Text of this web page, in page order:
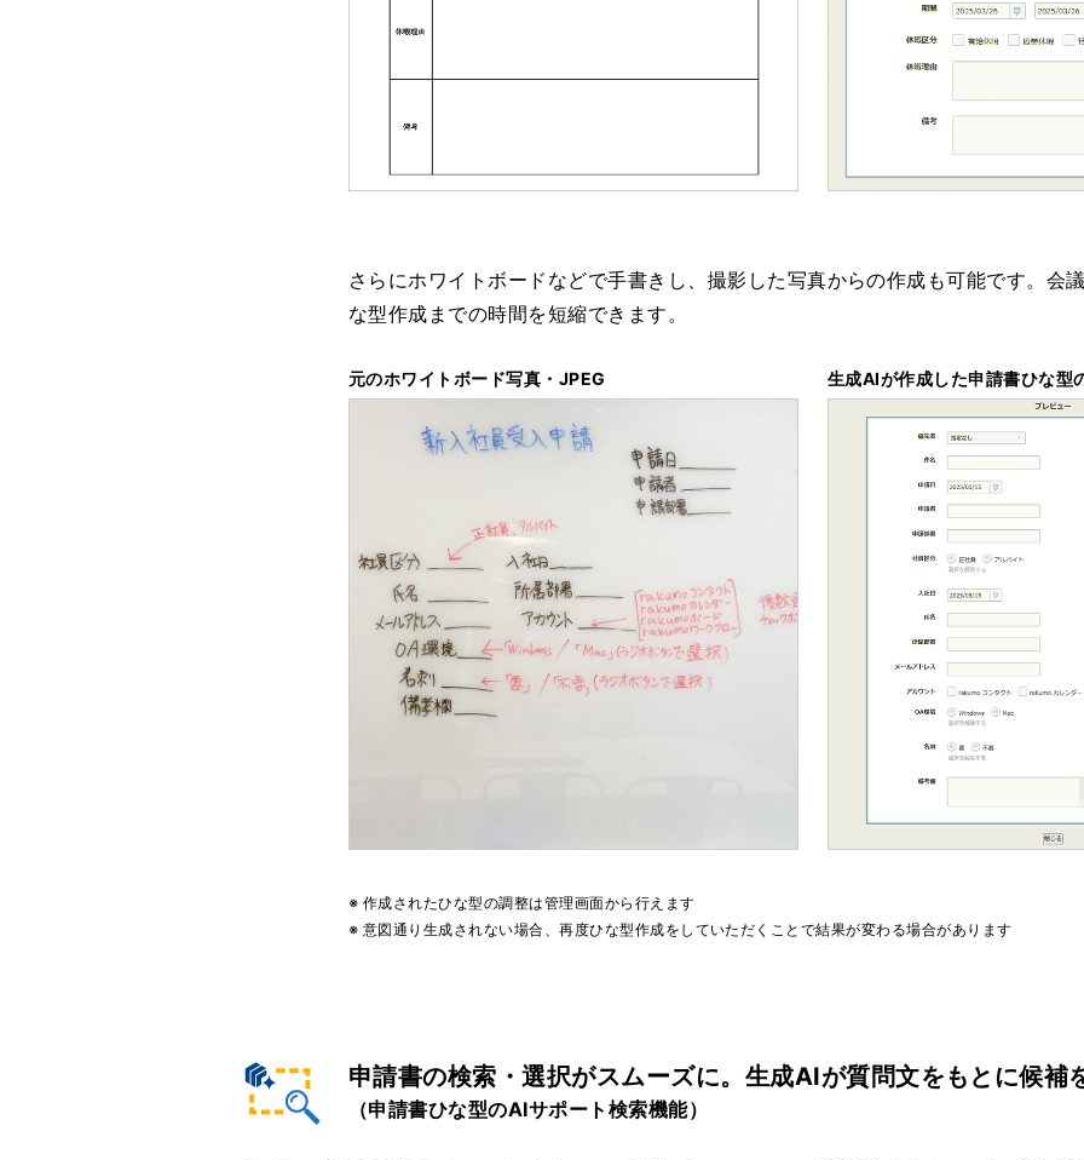
さらにホワイトボードなどで手書きし、撮影した写真からの作成も可能です。会
な型作成までの時間を短縮できます。
元のホワイトボード写真・JPEG 生成AIが作成した申請書ひな型
※ 作成されたひな型の調整は管理画面から行えます
※ 意図通り生成されない場合、再度ひな型作成をしていただくことで結果が変わる場合があります
申請書の検索・選択がスムーズに。生成AIが質問文をもとに候補
（申請書ひな型のAIサポート検索機能）